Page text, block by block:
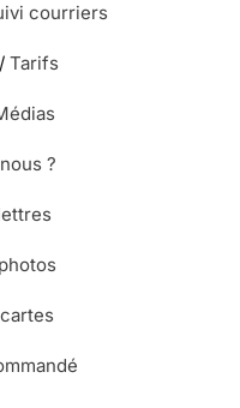
courriers
/ Tarifs
?